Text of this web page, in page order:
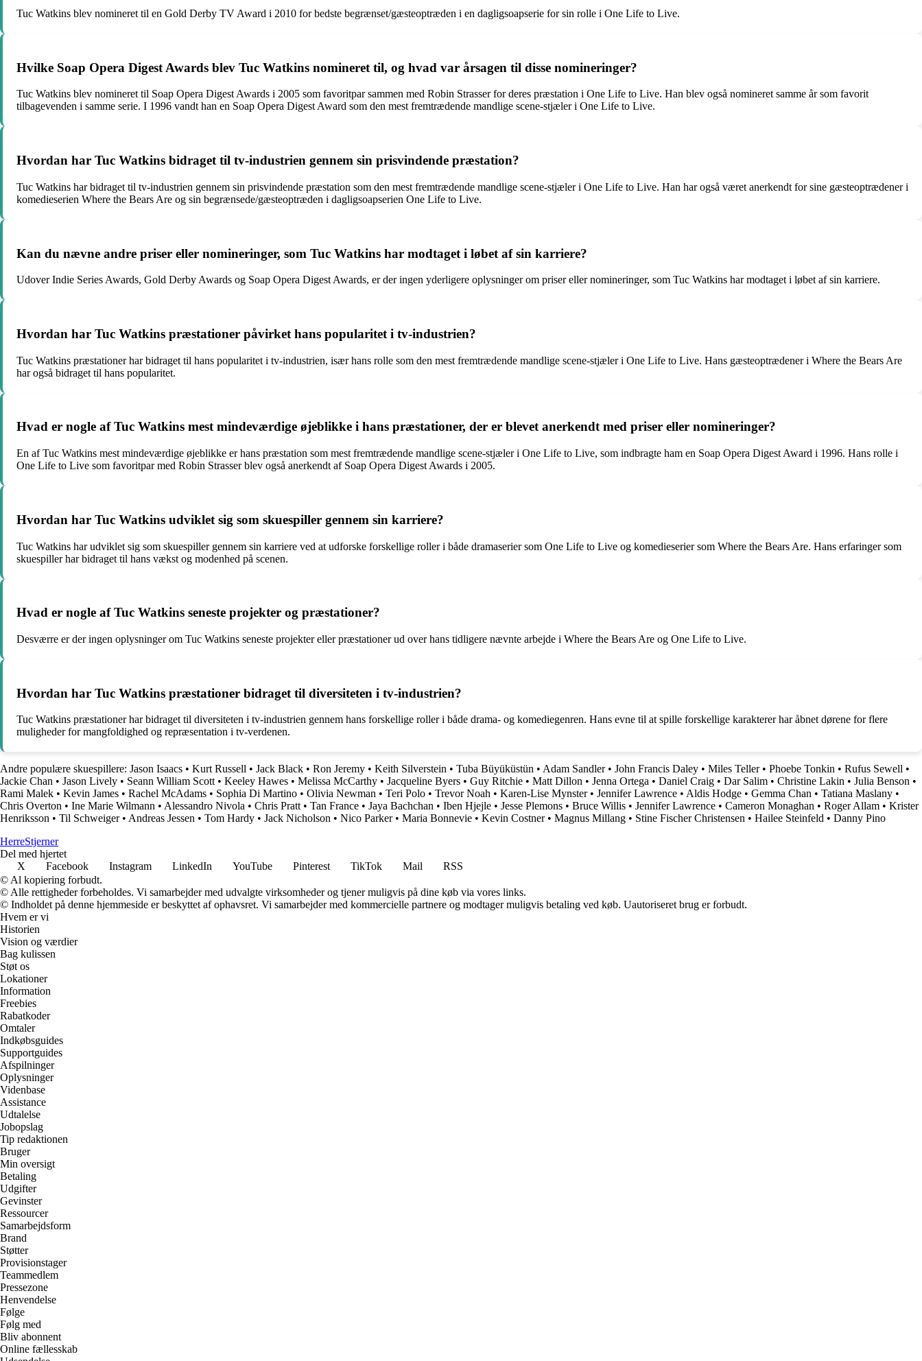
Tuc Watkins blev nomineret til en Gold Derby TV Award i 2010 for bedste begrænset/gæsteoptræden i en dagligsoapserie for sin rolle i One Life to Live.
Hvilke Soap Opera Digest Awards blev Tuc Watkins nomineret til, og hvad var årsagen til disse nomineringer?
Tuc Watkins blev nomineret til Soap Opera Digest Awards i 2005 som favoritpar sammen med Robin Strasser for deres præstation i One Life to Live. Han blev også nomineret samme år som favorit
tilbagevenden i samme serie. I 1996 vandt han en Soap Opera Digest Award som den mest fremtrædende mandlige scene-stjæler i One Life to Live.
Hvordan har Tuc Watkins bidraget til tv-industrien gennem sin prisvindende præstation?
Tuc Watkins har bidraget til tv-industrien gennem sin prisvindende præstation som den mest fremtrædende mandlige scene-stjæler i One Life to Live. Han har også været anerkendt for sine gæsteoptrædener i
komedieserien Where the Bears Are og sin begrænsede/gæsteoptræden i dagligsoapserien One Life to Live.
Kan du nævne andre priser eller nomineringer, som Tuc Watkins har modtaget i løbet af sin karriere?
Udover Indie Series Awards, Gold Derby Awards og Soap Opera Digest Awards, er der ingen yderligere oplysninger om priser eller nomineringer, som Tuc Watkins har modtaget i løbet af sin karriere.
Hvordan har Tuc Watkins præstationer påvirket hans popularitet i tv-industrien?
Tuc Watkins præstationer har bidraget til hans popularitet i tv-industrien, især hans rolle som den mest fremtrædende mandlige scene-stjæler i One Life to Live. Hans gæsteoptrædener i Where the Bears Are
har også bidraget til hans popularitet.
Hvad er nogle af Tuc Watkins mest mindeværdige øjeblikke i hans præstationer, der er blevet anerkendt med priser eller nomineringer?
En af Tuc Watkins mest mindeværdige øjeblikke er hans præstation som mest fremtrædende mandlige scene-stjæler i One Life to Live, som indbragte ham en Soap Opera Digest Award i 1996. Hans rolle i
One Life to Live som favoritpar med Robin Strasser blev også anerkendt af Soap Opera Digest Awards i 2005.
Hvordan har Tuc Watkins udviklet sig som skuespiller gennem sin karriere?
Tuc Watkins har udviklet sig som skuespiller gennem sin karriere ved at udforske forskellige roller i både dramaserier som One Life to Live og komedieserier som Where the Bears Are. Hans erfaringer som
skuespiller har bidraget til hans vækst og modenhed på scenen.
Hvad er nogle af Tuc Watkins seneste projekter og præstationer?
Desværre er der ingen oplysninger om Tuc Watkins seneste projekter eller præstationer ud over hans tidligere nævnte arbejde i Where the Bears Are og One Life to Live.
Hvordan har Tuc Watkins præstationer bidraget til diversiteten i tv-industrien?
Tuc Watkins præstationer har bidraget til diversiteten i tv-industrien gennem hans forskellige roller i både drama- og komediegenren. Hans evne til at spille forskellige karakterer har åbnet dørene for flere
muligheder for mangfoldighed og repræsentation i tv-verdenen.
Andre populære skuespillere: Jason Isaacs • Kurt Russell • Jack Black • Ron Jeremy • Keith Silverstein • Tuba Büyüküstün • Adam Sandler• John Francis Daley • Miles Teller• Phoebe Tonkin • Rufus Sewell •
Jackie Chan • Jason Lively • Seann William Scott• Keeley Hawes • Melissa McCarthy • Jacqueline Byers • Guy Ritchie • Matt Dillon • Jenna Ortega • Daniel Craig • Dar Salim • Christine Lakin • Julia Benson •
Rami Malek • Kevin James • Rachel McAdams • Sophia Di Martino • Olivia Newman • Teri Polo • Trevor Noah • Karen-Lise Mynster• Jennifer Lawrence • Aldis Hodge • Gemma Chan • Tatiana Maslany •
Chris Overton • Ine Marie Wilmann • Alessandro Nivola • Chris Pratt• Tan France • Jaya Bachchan • Iben Hjejle • Jesse Plemons • Bruce Willis • Jennifer Lawrence • Cameron Monaghan • Roger Allam • Krister
Henriksson • Til Schweiger• Andreas Jessen • Tom Hardy • Jack Nicholson • Nico Parker• Maria Bonnevie • Kevin Costner• Magnus Millang • Stine Fischer Christensen • Hailee Steinfeld • Danny Pino
HerreStjerner
Del med hjertet
X
Facebook Instagram LinkedIn YouTube Pinterest TikTok Mail
RSS
© Al kopiering forbudt.
© Alle rettigheder forbeholdes. Vi samarbejder med udvalgte virksomheder og tjener muligvis på dine køb via vores links.
© Indholdet på denne hjemmeside er beskyttet af ophavsret. Vi samarbejder med kommercielle partnere og modtager muligvis betaling ved køb. Uautoriseret brug er forbudt.
Hvem er vi
Historien
Vision og værdier
Bag kulissen
Støt os
Lokationer
Information
Freebies
Rabatkoder
Omtaler
Indkøbsguides
Supportguides
Afspilninger
Oplysninger
Videnbase
Assistance
Udtalelse
Jobopslag
Tip redaktionen
Bruger
Min oversigt
Betaling
Udgifter
Gevinster
Ressourcer
Samarbejdsform
Brand
Støtter
Provisionstager
Teammedlem
Pressezone
Henvendelse
Følge
Følg med
Bliv abonnent
Online fællesskab